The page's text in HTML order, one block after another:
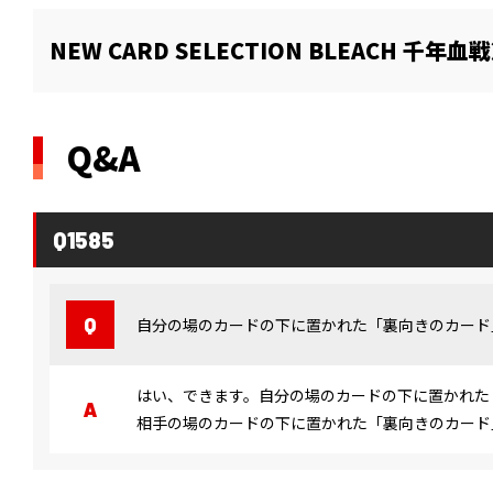
NEW CARD SELECTION BLEACH 千年血
Q&A
Q1585
自分の場のカードの下に置かれた「裏向きのカー
はい、できます。自分の場のカードの下に置かれ
相手の場のカードの下に置かれた「裏向きのカー